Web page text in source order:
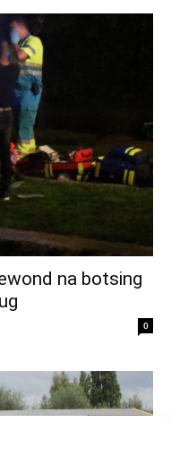
na botsing
0